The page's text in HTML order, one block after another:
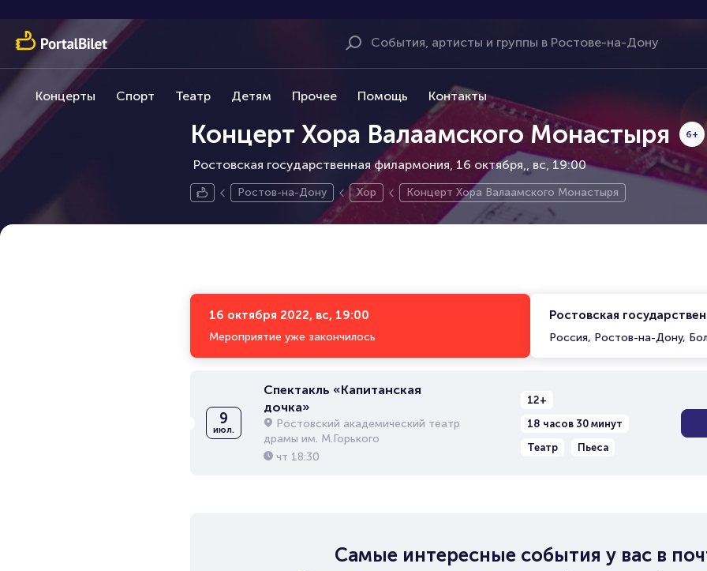
Концерты Спорт Театр Детям Прочее Помощь Контакты
Концерт Хора Валаамского Монастыря
Ростовская государственная филармония, 16 октября,
6+
вс, 19:00
Ростов-на-Дону Хор Концерт Хора Валаамского Монастыря
16 октября 2022, вс, 19:00
Мероприятие уже закончилось
Ростовская
Россия, Ростов-на-Дону,
9
июл.
Спектакль «Капитанская
дочка»
Ростовский академический театр
драмы им. М.Горького
чт 18:30
12+
18 часов 30 минут
Театр
Пьеса
Самые интересные события у вас в